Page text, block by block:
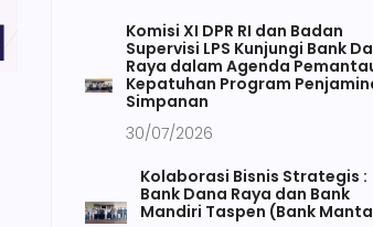
Komisi XI DPR RI dan Badan
Supervisi LPS Kunjungi Bank
Raya dalam Agenda
Kepatuhan Program
Simpanan
30/07/2026
Kolaborasi Bisnis Strategis :
Bank Dana Raya dan Bank
Mandiri Taspen (Bank